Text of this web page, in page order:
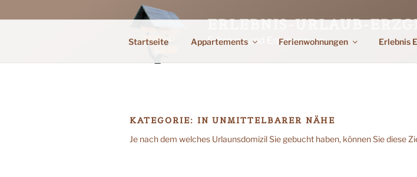
Inhalt
ERLEBNIS-URLAUB-
Erholung und Entspannung
Startseite Appartements Ferienwohnungen Erlebnis
KATEGORIE: IN UNMITTELBARER NÄHE
Je nach dem welches Urlaunsdomizil Sie gebucht haben, können Sie diese